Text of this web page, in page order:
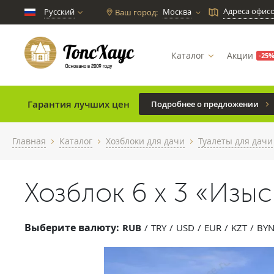
Русский Ваш город: Москва chevron_down Адреса
Каталог Акции -25%
Гарантия лучших цен Подробнее о предложении
Главная chevron_right Каталог chevron_right Хозблоки для дачи chevron_right Туалеты для дачи
Хозблок 6 х 3
Выберите валюту: RUB TRY USD EUR KZT BYN